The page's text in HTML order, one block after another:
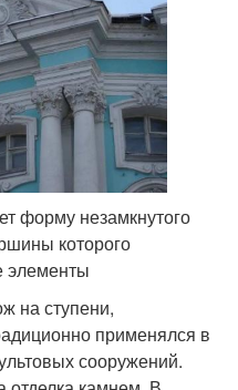
форму незамкнутого
которого
элементы
на ступени,
применялся в
сооружений.